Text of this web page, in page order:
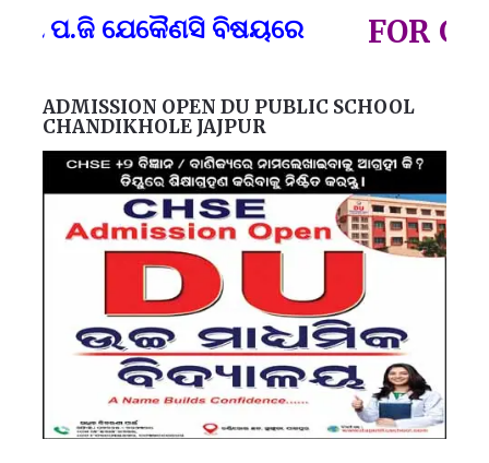
ଯେକୈଣସି ବିଷୟରେ FOR GOVT
ADMISSION OPEN DU PUBLIC SCHOOL
CHANDIKHOLE JAJPUR